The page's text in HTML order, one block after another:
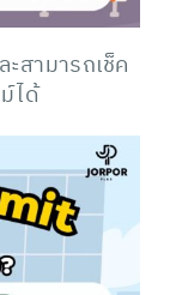
สามารถเช็ค
ได้